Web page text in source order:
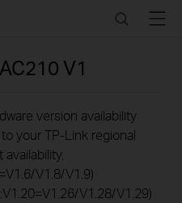
SearchMenu
V1
version availability
your TP-Link regional
V1.8/V1.9)
V1.28/V1.29)